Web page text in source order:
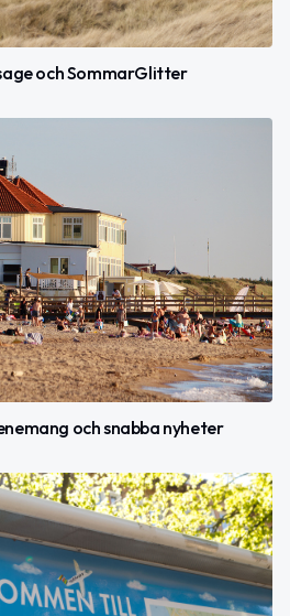
och SommarGlitter
och snabba nyheter